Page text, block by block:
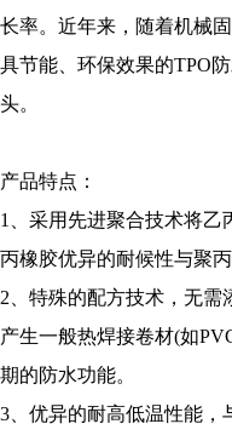
长率。近年来，随着机械
具节能、环保效果的TPO
头。
产品特点：
1、采用先进聚合技术将乙
丙橡胶优异的耐候性与聚丙
2、特殊的配方技术，无需
产生一般热焊接卷材(如
期的防水功能。
3、优异的耐高低温性能